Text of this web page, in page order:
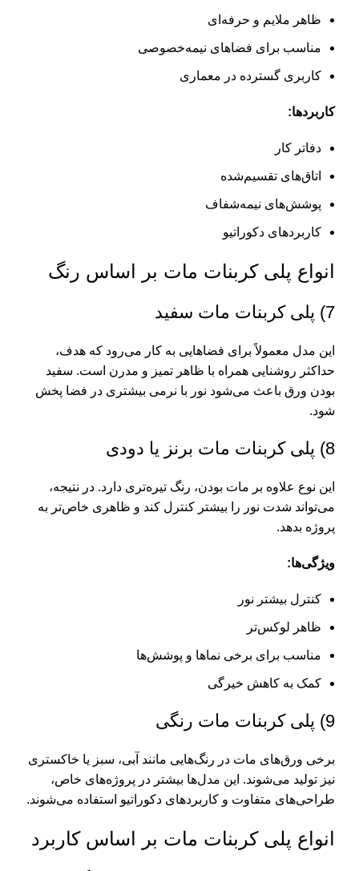
ظاهر ملایم و حرفه‌ای
مناسب برای فضاهای نیمه‌خصوصی
کاربری گسترده در معماری
کاربردها:
دفاتر کار
اتاق‌های تقسیم‌شده
پوشش‌های نیمه‌شفاف
کاربردهای دکوراتیو
انواع پلی کربنات مات بر اساس رنگ
7) پلی کربنات مات سفید
این مدل معمولاً برای فضاهایی به کار می‌رود که هدف،
حداکثر روشنایی همراه با ظاهر تمیز و مدرن است. سفید
بودن ورق باعث می‌شود نور با نرمی بیشتری در فضا پخش
شود.
8) پلی کربنات مات برنز یا دودی
این نوع علاوه بر مات بودن، رنگ تیره‌تری دارد. در نتیجه،
می‌تواند شدت نور را بیشتر کنترل کند و ظاهری خاص‌تر به
پروژه بدهد.
ویژگی‌ها:
کنترل بیشتر نور
ظاهر لوکس‌تر
مناسب برای برخی نماها و پوشش‌ها
کمک به کاهش خیرگی
9) پلی کربنات مات رنگی
برخی ورق‌های مات در رنگ‌هایی مانند آبی، سبز یا خاکستری
نیز تولید می‌شوند. این مدل‌ها بیشتر در پروژه‌های خاص،
طراحی‌های متفاوت و کاربردهای دکوراتیو استفاده می‌شوند.
انواع پلی کربنات مات بر اساس کاربرد